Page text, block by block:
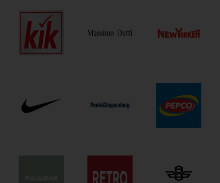
Könyv, írószer
Játék, hobbi, ajándék
Műszaki cikk, telekommunikáció
Egészség és egészégügyi szolgáltatások